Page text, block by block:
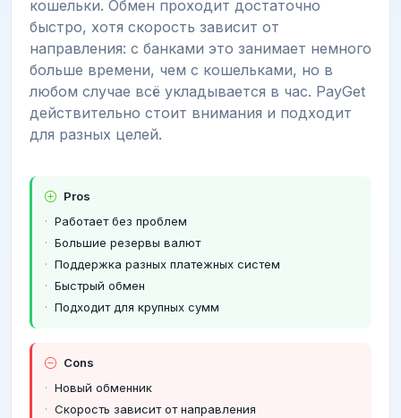
кошельки. Обмен проходит достаточно
быстро, хотя скорость зависит от
направления: с банками это занимает немного
больше времени, чем с кошельками, но в
любом случае всё укладывается в час. PayGet
действительно стоит внимания и подходит
для разных целей.
Pros
Работает без проблем
Большие резервы валют
Поддержка разных платежных систем
Быстрый обмен
Подходит для крупных сумм
Cons
Новый обменник
Скорость зависит от направления